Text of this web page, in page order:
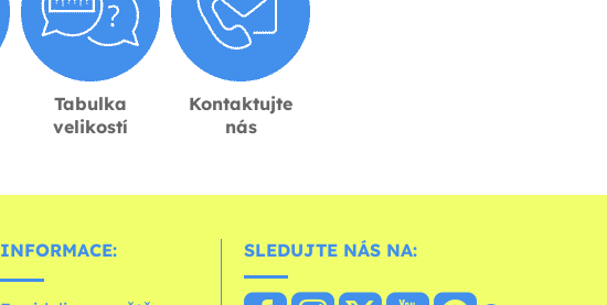
Tabulka
velikostí
Kontaktujte
nás
INFORMACE: SLEDUJTE NÁS NA: